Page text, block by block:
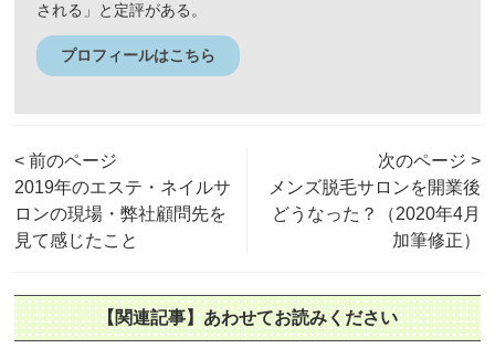
される」と定評がある。
プロフィールはこちら
< 前のページ
2019年のエステ・ネイルサ
ロンの現場・弊社顧問先を
見て感じたこと
次のページ >
メンズ脱毛サロンを開業後
どうなった？（2020年4月
加筆修正）
【関連記事】あわせてお読みください